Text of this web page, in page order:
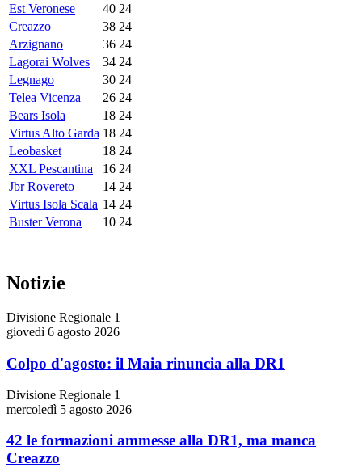
Est Veronese 40 24
Creazzo
38 24
Arzignano
36 24
Lagorai Wolves
34 24
Legnago
30 24
Telea Vicenza
26 24
Bears Isola
18 24
Virtus Alto Garda 18 24
Leobasket
18 24
XXL Pescantina
16 24
Jbr Rovereto
14 24
Virtus Isola Scala 14 24
Buster Verona
10 24
Notizie
Divisione Regionale 1
giovedì 6 agosto 2026
Colpo d'agosto: il Maia rinuncia alla DR1
Divisione Regionale 1
mercoledì 5 agosto 2026
42 le formazioni ammesse alla DR1, ma manca
Creazzo